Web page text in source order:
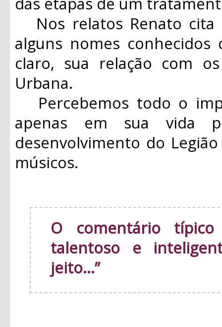
Nos relatos Renato cita
alguns nomes
claro, sua relação com
Urbana.
Percebemos todo o
apenas em sua vida
desenvolvimento do
músicos.
O comentário
talentoso e
jeito...”